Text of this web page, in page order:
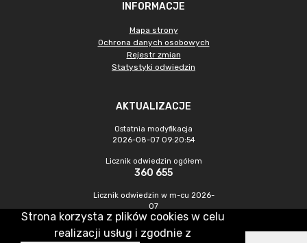
INFORMACJE
Mapa strony
Ochrona danych osobowych
Rejestr zmian
Statystyki odwiedzin
AKTUALIZACJE
Ostatnia modyfikacja
2026-08-07 09:20:54
Licznik odwiedzin ogółem
360 655
Licznik odwiedzin w m-cu 2026-
07
1 300
Strona korzysta z plików cookies w celu
realizacji usług i zgodnie z